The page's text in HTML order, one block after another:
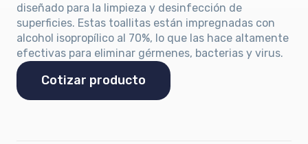
diseñado para la limpieza y desinfección de
superficies. Estas toallitas están impregnadas con
alcohol isopropílico al 70%, lo que las hace altamente
efectivas para eliminar gérmenes, bacterias y virus.
Cotizar producto